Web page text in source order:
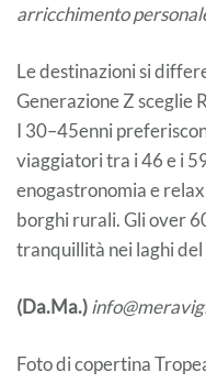
arricchimento
Le destinazioni si
Generazione Z sceglie
I 30–45enni
viaggiatori tra i 46 e i
enogastronomia e
borghi rurali. Gli over
tranquillità nei laghi
(Da.Ma.)
Foto di copertina